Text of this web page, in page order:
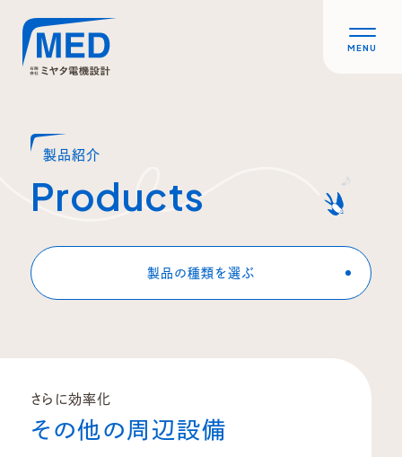
MENU
製品紹介
さらに効率化
その他の周辺設備